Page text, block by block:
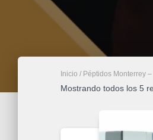
Inicio / Péptidos Monterrey
Mostrando todos los 5